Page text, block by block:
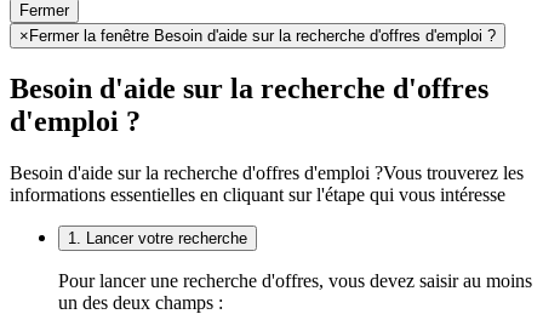
Fermer
× Fermer la fenêtre Besoin d'aide sur la recherche d'offres d'emploi ?
Besoin d'aide sur la recherche d'offres
d'emploi ?
Besoin d'aide sur la recherche d'offres d'emploi ?Vous trouverez les
informations essentielles en cliquant sur l'étape qui vous intéresse
1. Lancer votre recherche
Pour lancer une recherche d'offres, vous devez saisir au moins
un des deux champs :